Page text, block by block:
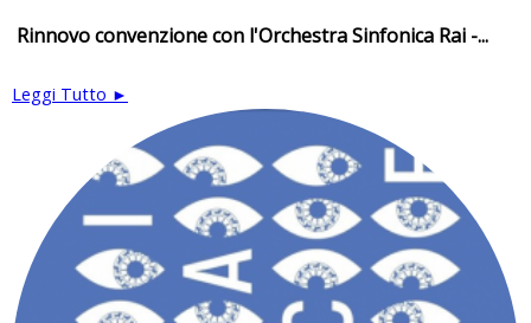
Rinnovo convenzione con l'Orchestra Sinfonica Rai -...
Leggi Tutto ►